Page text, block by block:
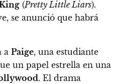
(Pretty Little Liars).
se anunció que habrá
a Paige, una estudiante
un papel estrella en una
. El drama